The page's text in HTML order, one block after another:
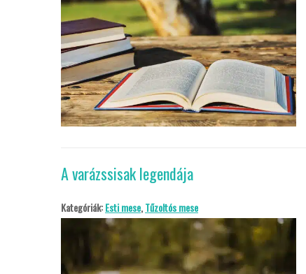
A varázssisak legendája
Kategóriák:Esti mese,Tűzoltós mese